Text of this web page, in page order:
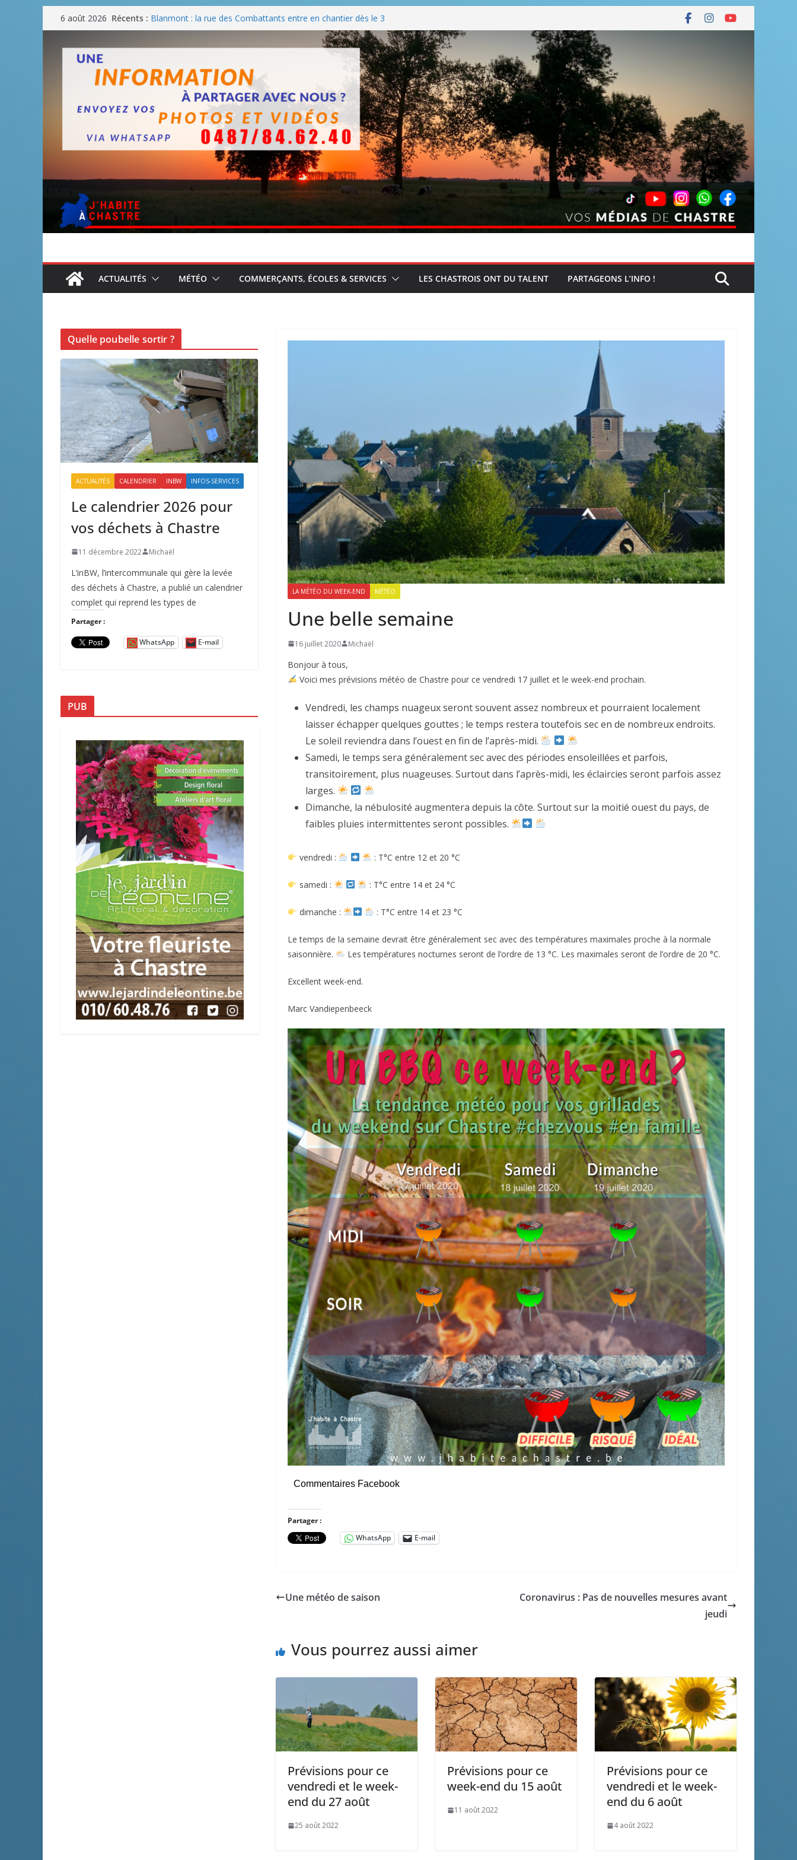
Passer
au
contenu
6 août 2026 Récents : Blanmont : la rue des Combattants entre en chantier dès le 3
août
Une fête nationale sans drache
ACTUALITÉS MÉTÉO COMMERÇANTS, ÉCOLES & SERVICES LES CHASTROIS ONT DU TALENT PARTAGEONS L’INFO !
LA MÉTÉO DU WEEK-END MÉTÉO
Une belle semaine
16 juillet 2020 Michaël
Bonjour à tous,
Voici mes prévisions météo de Chastre pour ce vendredi 17 juillet et le week-end prochain.
Vendredi, les champs nuageux seront souvent assez nombreux et pourraient localement
laisser échapper quelques gouttes ; le temps restera toutefois sec en de nombreux endroits.
Le soleil reviendra dans l’ouest en fin de l’après-midi.
Samedi, le temps sera généralement sec avec des périodes ensoleillées et parfois,
transitoirement, plus nuageuses. Surtout dans l’après-midi, les éclaircies seront parfois assez
larges.
Dimanche, la nébulosité augmentera depuis la côte. Surtout sur la moitié ouest du pays, de
faibles pluies intermittentes seront possibles.
vendredi : : T°C entre 12 et 20 °C
samedi : : T°C entre 14 et 24 °C
dimanche : : T°C entre 14 et 23 °C
Le temps de la semaine devrait être généralement sec avec des températures maximales proche à la normale
saisonnière.
Les températures nocturnes seront de l’ordre de 13 °C. Les maximales seront de l’ordre de 20 °C.
Excellent week-end.
Marc Vandiepenbeeck
Commentaires Facebook
Partager :
WhatsApp
E-mail
Une météo de saison
Coronavirus : Pas de nouvelles mesures avant
jeudi
Vous pourrez aussi aimer
Prévisions pour ce
vendredi et le week-
end du 27 août
25 août 2022
Prévisions pour ce
week-end du 15 août
11 août 2022
Prévisions pour ce
vendredi et le week-
end du 6 août
4 août 2022
Quelle poubelle sortir ?
ACTUALITÉS CALENDRIER INBW INFOS-SERVICES
Le calendrier 2026 pour
vos déchets à Chastre
11 décembre 2022 Michaël
L’inBW, l’intercommunale qui gère la levée
des déchets à Chastre, a publié un calendrier
complet qui reprend les types de
Partager :
WhatsApp E-mail
PUB